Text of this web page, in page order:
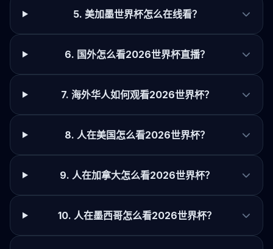
5. 美加墨世界杯怎么在线看？
6. 国外怎么看2026世界杯直播？
7. 海外华人如何观看2026世界杯？
8. 人在美国怎么看2026世界杯？
9. 人在加拿大怎么看2026世界杯？
10. 人在墨西哥怎么看2026世界杯？